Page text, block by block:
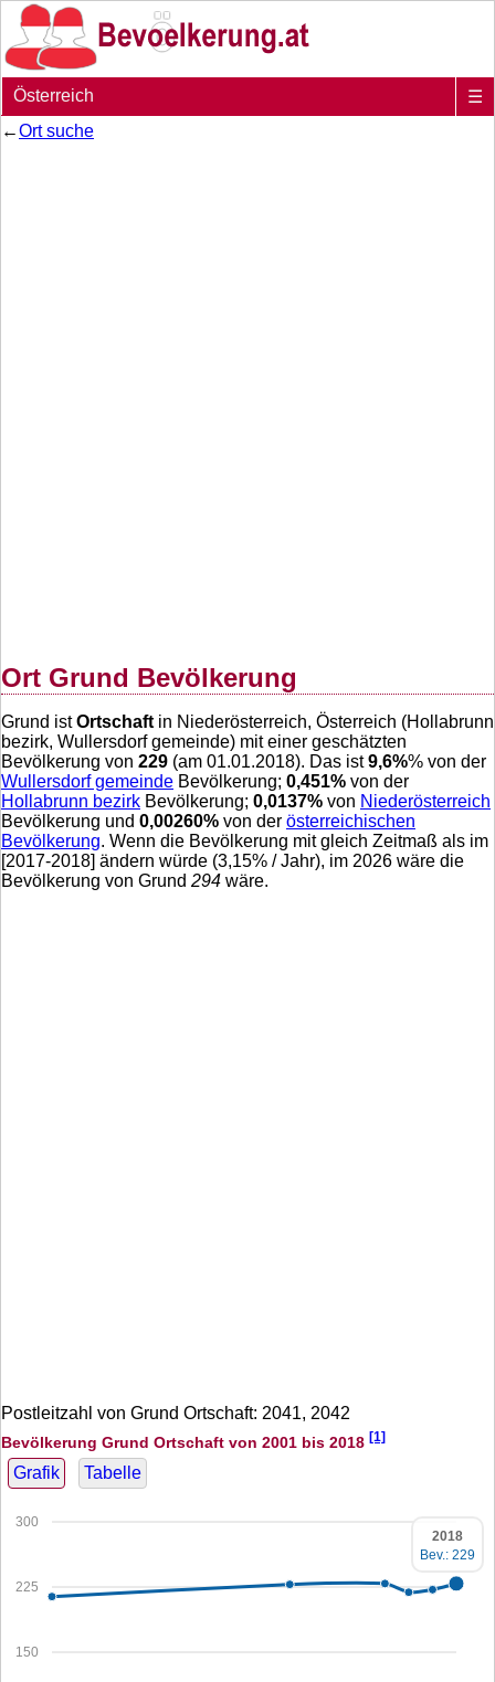
Österreich
☰
←Ort suche
Ort Grund Bevölkerung
Grund istOrtschaft in Niederösterreich, Österreich (Hollabrunn
bezirk, Wullersdorf gemeinde) mit einer geschätzten
Bevölkerung von 229 (am 01.01.2018). Das ist9,6%% von der
Wullersdorf gemeinde Bevölkerung; 0,451% von der
Hollabrunn bezirk Bevölkerung; 0,0137% von Niederösterreich
Bevölkerung und 0,00260% von der österreichischen
Bevölkerung. Wenn die Bevölkerung mit gleich Zeitmaß als im
[2017-2018] ändern würde (3,15% / Jahr), im 2026 wäre die
Bevölkerung von Grund 294 wäre.
Postleitzahl von Grund Ortschaft: 2041, 2042
Bevölkerung Grund Ortschaft von 2001 bis 2018 [1]
Grafik Tabelle
150
225
300
2018
Bev.: 229